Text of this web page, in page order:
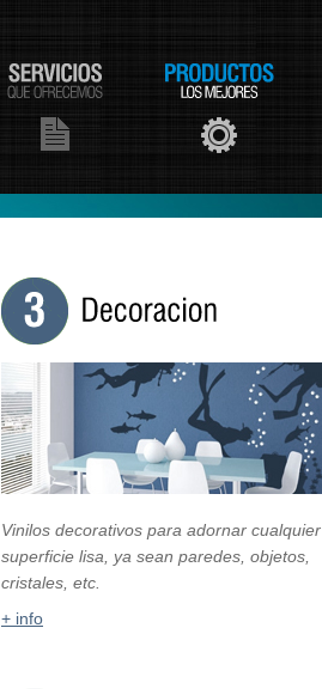
Vinilos decorativos para adornar cualquier
superficie lisa, ya sean paredes, objetos,
cristales, etc.
+ info